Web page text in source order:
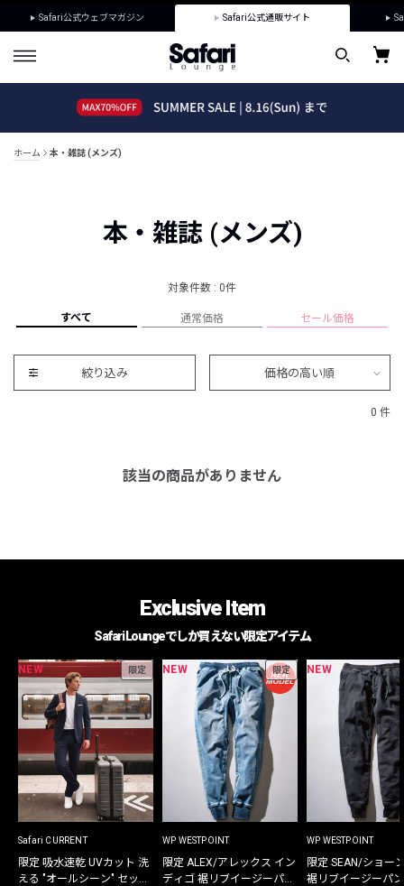
Safari公式ウェブマガジン Safari公式通販サイト
ホーム 本・雑誌 (メンズ)
本・雑誌 (メンズ)
対象件数 : 0件
すべて 通常価格 セール価格
絞り込み 価格の高い順
0 件
該当の商品がありません
Exclusive Item
Safari Loungeでしか買えない限定アイテム
NEW 限定
Safari CURRENT
限定 吸水速乾 UVカット 洗
える "オールシーン" セット
NEW 限定
WP WESTPOINT
限定 ALEX/アレックス イン
ディゴ 裾リブイージーパン
NEW
WP WESTPOINT
限定 SEAN/ショー
裾リブイージーパ